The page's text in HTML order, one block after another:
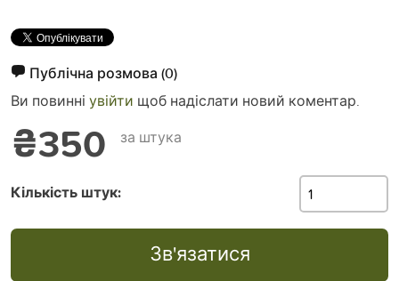
Публічна розмова (0)
Ви повинні увійти щоб надіслати новий коментар.
₴350 за штука
Кількість штук:
Зв'язатися